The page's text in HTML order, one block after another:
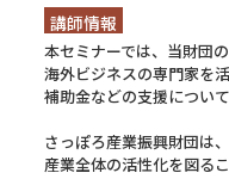
講師情報
本セミナーでは、当財団
海外ビジネスの専門家を
補助金などの支援につい
さっぽろ産業振興財団は
産業全体の活性化を図る